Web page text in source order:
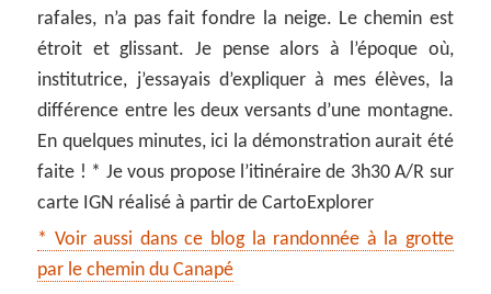
rafales, n’a pas fait fondre la neige. Le chemin est
étroit et glissant. Je pense alors à l’époque où,
institutrice, j’essayais d’expliquer à mes élèves, la
différence entre les deux versants d’une montagne.
En quelques minutes, ici la démonstration aurait été
faite ! * Je vous propose l’itinéraire de 3h30 A/R sur
carte IGN réalisé à partir de CartoExplorer
* Voir aussi dans ce blog la randonnée à la grotte
par le chemin du Canapé